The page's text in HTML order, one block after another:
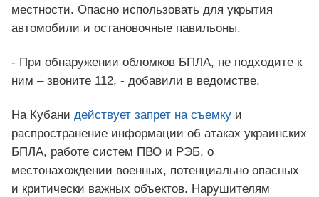
местности. Опасно использовать для укрытия
автомобили и остановочные павильоны.
- При обнаружении обломков БПЛА, не подходите к
ним – звоните 112, - добавили в ведомстве.
На Кубани действует запрет на съемку и
распространение информации об атаках украинских
БПЛА, работе систем ПВО и РЭБ, о
местонахождении военных, потенциально опасных
и критически важных объектов. Нарушителям